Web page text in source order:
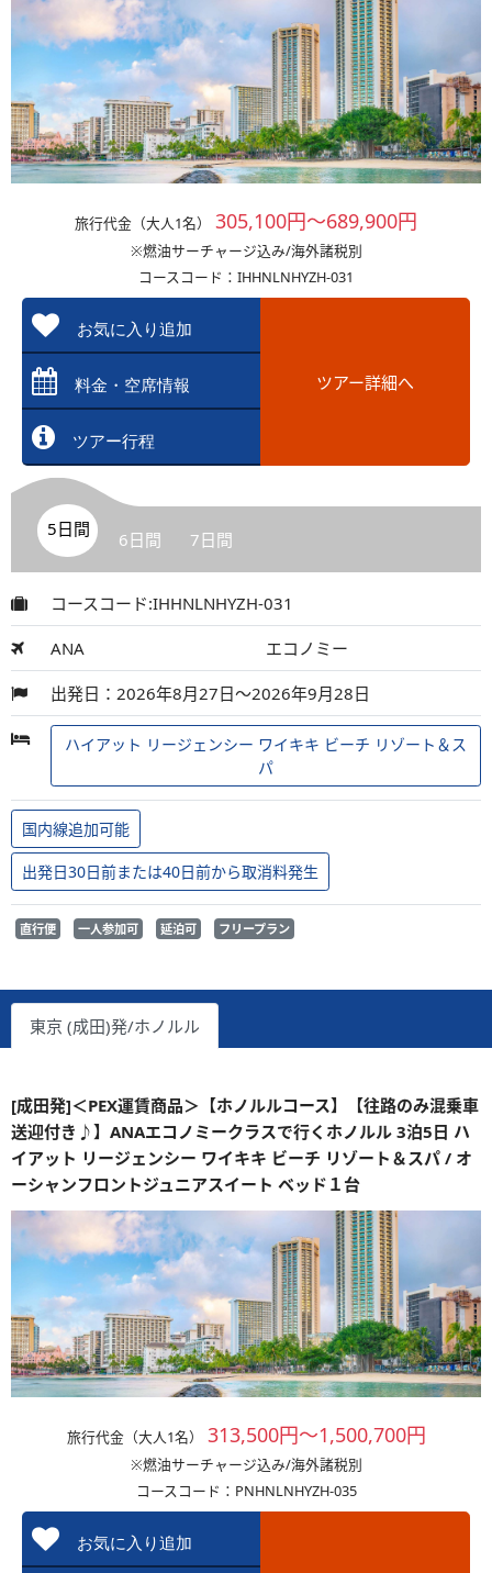
旅行代金（大人1名） 305,100円～689,900円
※燃油サーチャージ込み/海外諸税別
コースコード：IHHNLNHYZH-031
お気に入り追加
料金・空席情報
ツアー行程
ツアー詳細へ
5日間 6日間 7日間
コースコード:IHHNLNHYZH-031
ANA エコノミー
出発日：2026年8月27日～2026年9月28日
ハイアット リージェンシー ワイキキ ビーチ リゾート＆ス
パ
国内線追加可能
出発日30日前または40日前から取消料発生
直行便 一人参加可 延泊可 フリープラン
東京 (成田)発/ホノルル
[成田発]＜PEX運賃商品＞【ホノルルコース】【往路のみ混乗車
送迎付き♪】ANAエコノミークラスで行くホノルル 3泊5日 ハ
イアット リージェンシー ワイキキ ビーチ リゾート＆スパ / オ
ーシャンフロントジュニアスイート ベッド１台
旅行代金（大人1名） 313,500円～1,500,700円
※燃油サーチャージ込み/海外諸税別
コースコード：PNHNLNHYZH-035
お気に入り追加